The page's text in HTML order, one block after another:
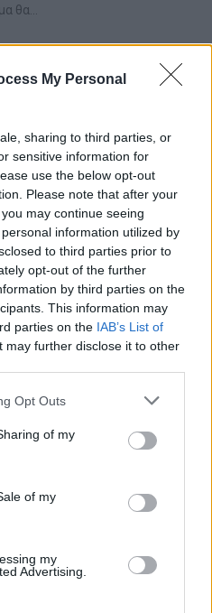
My Personal
sharing to third parties, or
sensitive information for
use the below opt-out
Please note that after your
may continue seeing
information utilized by
to third parties prior to
opt-out of the further
by third parties on the
This information may
parties on the IAB’s List of
may further disclose it to other
Opt Outs
of my
of my
my
Advertising.
θα…
από τον
Μάικλ Τζόρνταν!
φορέθηκαν από τον Μάικλ